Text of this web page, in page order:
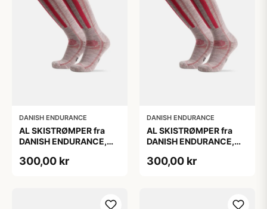
DANISH ENDURANCE
AL SKISTRØMPER fra
DANISH ENDURANCE,
300,00 kr
DANISH ENDURANCE
AL SKISTRØMPER fra
DANISH ENDURANCE,
300,00 kr